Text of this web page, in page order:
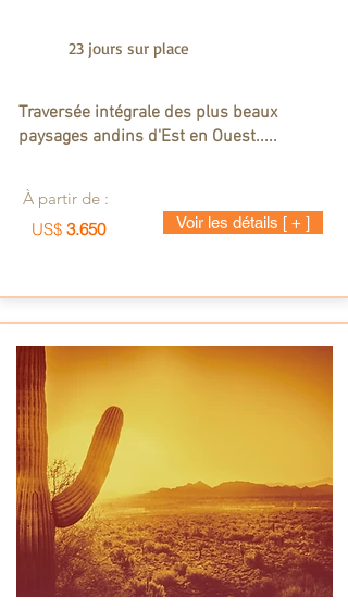
23 jours sur place
Traversée intégrale des plus beaux
paysages andins d'Est en Ouest.....
À partir de :
US$ 3.650 Voir les détails [ + ]